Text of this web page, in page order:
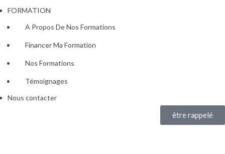
FORMATION
A Propos De Nos Formations
Financer Ma Formation
Nos Formations
Témoignages
Nous contacter
être rappelé